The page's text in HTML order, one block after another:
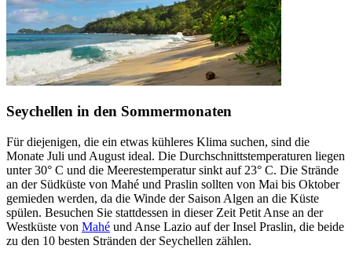
Seychellen in den Sommermonaten
Für diejenigen, die ein etwas kühleres Klima suchen, sind die
Monate Juli und August ideal. Die Durchschnittstemperaturen liegen
unter 30° C und die Meerestemperatur sinkt auf 23° C. Die Strände
an der Südküste von Mahé und Praslin sollten von Mai bis Oktober
gemieden werden, da die Winde der Saison Algen an die Küste
spülen. Besuchen Sie stattdessen in dieser Zeit Petit Anse an der
Westküste von Mahé und Anse Lazio auf der Insel Praslin, die beide
zu den 10 besten Stränden der Seychellen zählen.